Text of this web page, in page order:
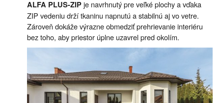
ALFA PLUS-ZIPje navrhnutý pre veľké plochy a vďaka
ZIP vedeniu drží tkaninu napnutú a stabilnú aj vo vetre.
Zároveň dokáže výrazne obmedziť prehrievanie interiéru
bez toho, aby priestor úplne uzavrel pred okolím.